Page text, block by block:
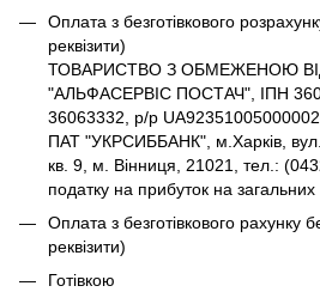
Оплата з безготівкового
реквізити)
ТОВАРИСТВО З ОБМЕЖЕНОЮ
"АЛЬФАСЕРВІС ПОСТАЧ", ІПН
36063332, р/р
ПАТ "УКРСИББАНК", м.Харків,
кв. 9, м. Вінниця, 21021, тел.:
податку на прибуток на загальних
Оплата з безготівкового рахунку
реквізити)
Готівкою